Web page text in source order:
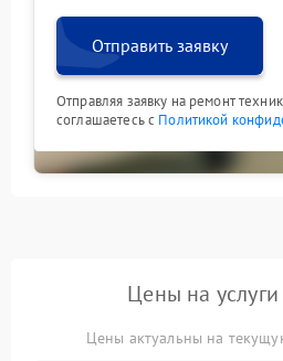
Отправить заявку
Отправляя заявку на ремонт
соглашаетесь с Политикой
Цены на
Цены актуальны на